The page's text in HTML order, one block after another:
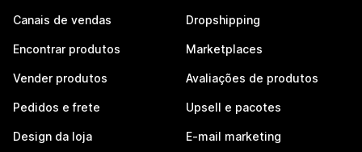
Canais de vendas
Encontrar produtos
Vender produtos
Pedidos e frete
Design da loja
Dropshipping
Marketplaces
Avaliações de produtos
Upsell e pacotes
E-mail marketing